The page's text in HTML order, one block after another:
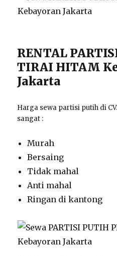
RENTAL
TIRAI HITAM
Jakarta
Harga sewa partisi putih di
sangat :
Murah
Bersaing
Tidak mahal
Anti mahal
Ringan di kantong